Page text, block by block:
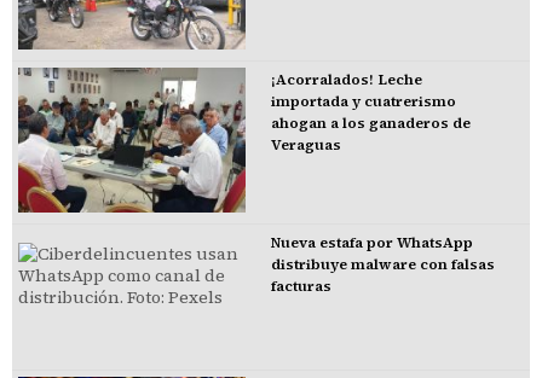
¡Acorralados! Leche
importada y cuatrerismo
ahogan a los ganaderos de
Veraguas
Nueva estafa por WhatsApp
distribuye malware con falsas
facturas